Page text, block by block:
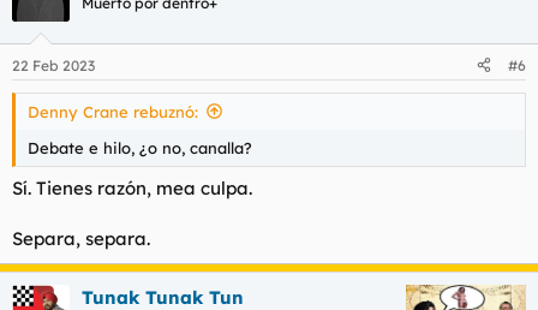
22 Feb 2023 #6
Denny Crane rebuznó:
Debate e hilo, ¿o no, canalla?
Sí. Tienes razón, mea culpa.
Separa, separa.
Tunak Tunak Tun